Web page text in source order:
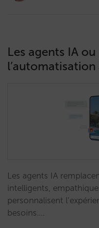
Les agents IA
l’automatisation
Les agents IA
intelligents,
personnalisent
besoins.…